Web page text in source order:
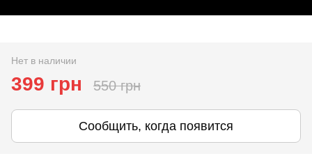
Нет в наличии
399 грн 550 грн
Сообщить, когда появится